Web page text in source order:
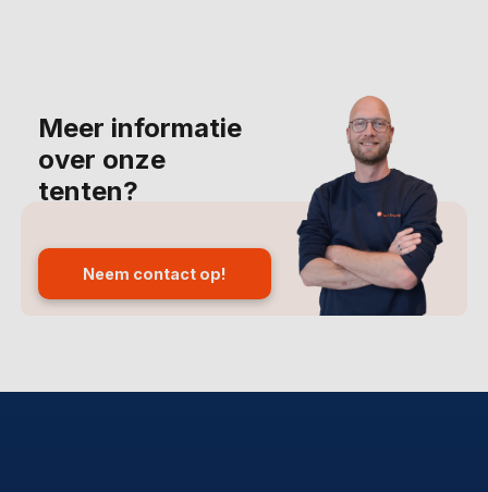
Meer informatie
over onze
tenten?
Neem contact op!